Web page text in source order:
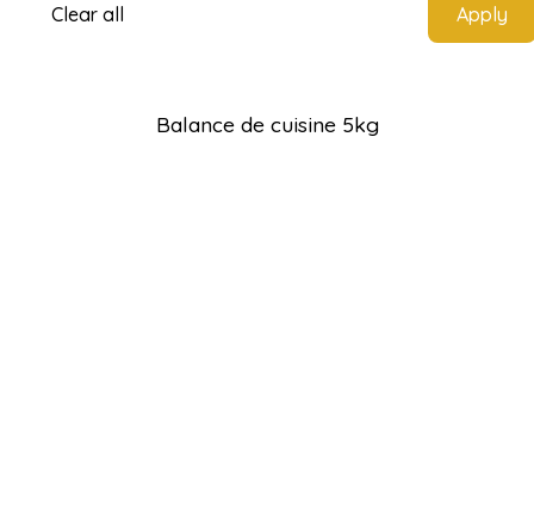
Clear all
Balance de cuisine 5kg